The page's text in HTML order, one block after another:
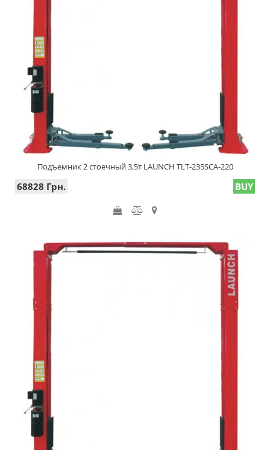
Подъемник 2 стоечный 3,5т LAUNCH TLT-235SCA-220
68828 Грн. BUY